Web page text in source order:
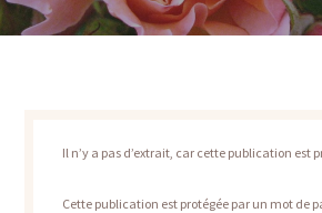
Il n’y a pas d’extrait, car cette publication est
Cette publication est protégée par un mot de